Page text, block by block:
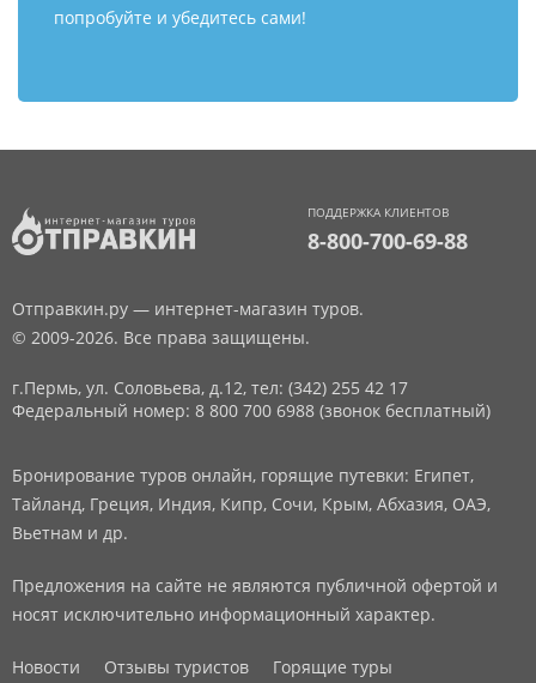
попробуйте и убедитесь сами!
ПОДДЕРЖКА КЛИЕНТОВ
8-800-700-69-88
Отправкин.ру — интернет-магазин туров.
© 2009-2026. Все права защищены.
г.Пермь, ул. Соловьева, д.12, тел: (342) 255 42 17
Федеральный номер: 8 800 700 6988 (звонок бесплатный)
Бронирование туров онлайн, горящие путевки: Египет,
Тайланд, Греция, Индия, Кипр, Сочи, Крым, Абхазия, ОАЭ,
Вьетнам и др.
Предложения на сайте не являются публичной офертой и
носят исключительно информационный характер.
Новости Отзывы туристов
Горящие туры